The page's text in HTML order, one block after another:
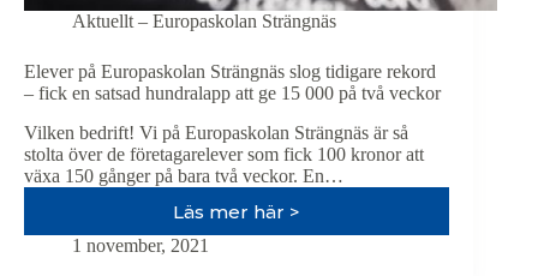
Aktuellt – Europaskolan Strängnäs
Elever på Europaskolan Strängnäs slog tidigare rekord
– fick en satsad hundralapp att ge 15 000 på två veckor
Vilken bedrift! Vi på Europaskolan Strängnäs är så
stolta över de företagarelever som fick 100 kronor att
växa 150 gånger på bara två veckor. En…
Läs mer här >
Elever
1 november, 2021